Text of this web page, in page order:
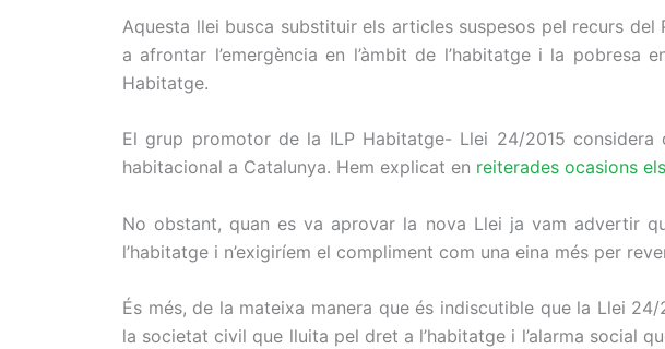
Aquesta llei busca substituir els articles suspesos pel recurs
a afrontar l’emergència en l’àmbit de l’habitatge i la pobresa
Habitatge.
El grup promotor de la ILP Habitatge- Llei 24/2015
habitacional a Catalunya. Hem explicat en reiterades ocasions
No obstant, quan es va aprovar la nova Llei ja vam advertir
l’habitatge i n’exigiríem el compliment com una eina més per
És més, de la mateixa manera que és indiscutible que la Llei
la societat civil que lluita pel dret a l’habitatge i l’alarma social